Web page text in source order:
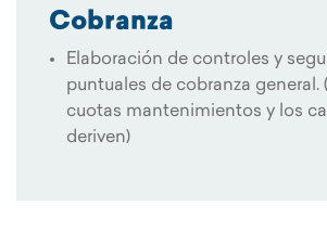
Cobranza
Elaboración de controles y
puntuales de cobranza general.
cuotas mantenimientos y los
deriven)